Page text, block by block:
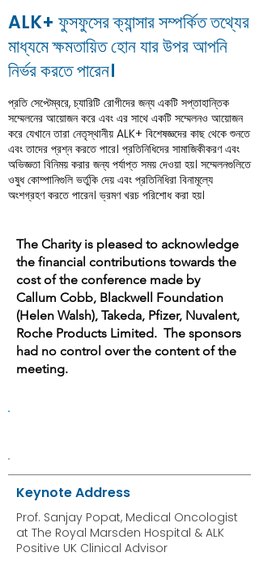
ALK+ ফুসফুসের ক্যান্সার সম্পর্কিত তথ্যের
মাধ্যমে ক্ষমতায়িত হোন যার উপর আপনি
নির্ভর করতে পারেন।
প্রতি সেপ্টেম্বরে, চ্যারিটি রোগীদের জন্য একটি সপ্তাহান্তিক
সম্মেলনের আয়োজন করে এবং এর সাথে একটি সম্মেলনও আয়োজন
করে যেখানে তারা নেতৃস্থানীয় ALK+ বিশেষজ্ঞদের কাছ থেকে শুনতে
এবং তাদের প্রশ্ন করতে পারে। প্রতিনিধিদের সামাজিকীকরণ এবং
অভিজ্ঞতা বিনিময় করার জন্য পর্যাপ্ত সময় দেওয়া হয়। সম্মেলনগুলিতে
ওষুধ কোম্পানিগুলি ভর্তুকি দেয় এবং প্রতিনিধিরা বিনামূল্যে
অংশগ্রহণ করতে পারেন। ভ্রমণ খরচ পরিশোধ করা হয়।
The Charity is pleased to acknowledge
the financial contributions towards the
cost of the conference made by
Callum Cobb, Blackwell Foundation
(Helen Walsh), Takeda, Pfizer, Nuvalent,
Roche Products Limited. The sponsors
had no control over the content of the
meeting.
Keynote Address
Prof. Sanjay Popat, Medical Oncologist
at The Royal Marsden Hospital & ALK
Positive UK Clinical Advisor